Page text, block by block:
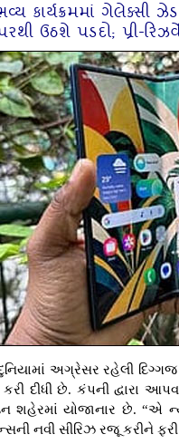
કાર્યક્રમમાં
ઉઠશે પડદો; પ્રી-
અગ્રેસર રહેલી
કરી દીધી છે. કંપની દ્વારા
શહેરમાં યોજાનાર છે. “એ
નવી સીરિઝ રજૂ કરીને